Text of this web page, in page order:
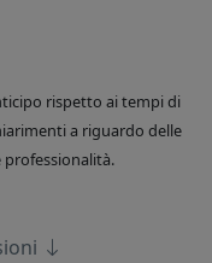
rispetto ai tempi di
a riguardo delle
professionalità.